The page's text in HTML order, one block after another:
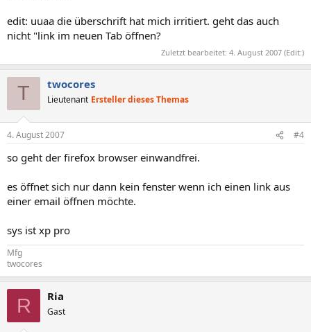
edit: uuaa die überschrift hat mich irritiert. geht das auch
nicht "link im neuen Tab öffnen?
Zuletzt bearbeitet: 4. August 2007 (Edit:)
T twocores
Lieutenant Ersteller dieses Themas
4. August 2007 #4
so geht der firefox browser einwandfrei.
es öffnet sich nur dann kein fenster wenn ich einen link aus
einer email öffnen möchte.
sys ist xp pro
Mfg
twocores
R Ria
Gast